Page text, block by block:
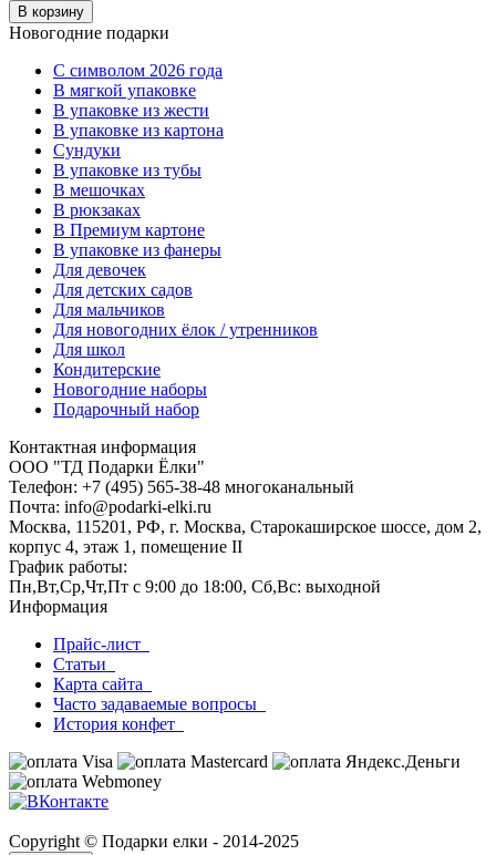
В корзину
Новогодние подарки
C символом 2026 года
В мягкой упаковке
В упаковке из жести
В упаковке из картона
Сундуки
В упаковке из тубы
В мешочках
В рюкзаках
В Премиум картоне
В упаковке из фанеры
Для девочек
Для детских садов
Для мальчиков
Для новогодних ёлок / утренников
Для школ
Кондитерские
Новогодние наборы
Подарочный набор
Контактная информация
ООО "ТД Подарки Ёлки"
Телефон: +7 (495) 565-38-48 многоканальный
Почта: info@podarki-elki.ru
Москва, 115201, РФ, г. Москва, Старокаширское шоссе, дом 2,
корпус 4, этаж 1, помещение II
График работы:
Пн,Вт,Ср,Чт,Пт с 9:00 до 18:00, Сб,Вс: выходной
Информация
Прайс-лист
Статьи
Карта сайта
Часто задаваемые вопросы
История конфет
Copyright © Подарки елки - 2014-2025